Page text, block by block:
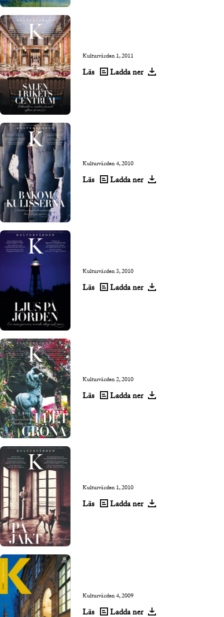
Kulturvärden 1, 2011
Läs Ladda ner
Kulturvärden 4, 2010
Läs Ladda ner
Kulturvärden 3, 2010
Läs Ladda ner
Kulturvärden 2, 2010
Läs Ladda ner
Kulturvärden 1, 2010
Läs Ladda ner
Kulturvärden 4, 2009
Läs Ladda ner